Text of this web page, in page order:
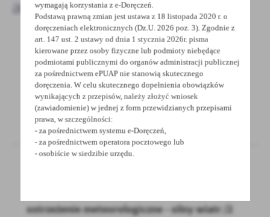
aktualności
14 - 10 - 2023
Ostrzeżenie meteorologiczne - Silny wiatr/1
ostrzeżenie meteorologiczne - silny wiatr /2
wymagają korzystania z e-Doręczeń.
Podstawą prawną zmian jest ustawa z 18 listopada 2020 r. o
doręczeniach elektronicznych (Dz.U. 2026 poz. 3). Zgodnie z
art. 147 ust. 2 ustawy od dnia 1 stycznia 2026r. pisma
kierowane przez osoby fizyczne lub podmioty niebędące
podmiotami publicznymi do organów administracji publicznej
za pośrednictwem ePUAP nie stanowią skutecznego
doręczenia. W celu skutecznego dopełnienia obowiązków
wynikających z przepisów, należy złożyć wniosek
(zawiadomienie) w jednej z form przewidzianych przepisami
prawa, w szczególności:
- za pośrednictwem systemu e-Doręczeń,
- za pośrednictwem operatora pocztowego lub
- osobiście w siedzibie urzędu.